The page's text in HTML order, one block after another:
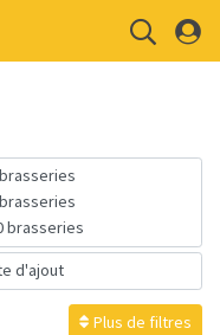
Plus de filtres